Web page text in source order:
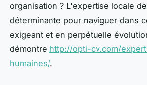
organisation ? L'expertise locale
déterminante pour naviguer dans
exigeant et en perpétuelle
démontre http://opti-cv.com/
humaines/.